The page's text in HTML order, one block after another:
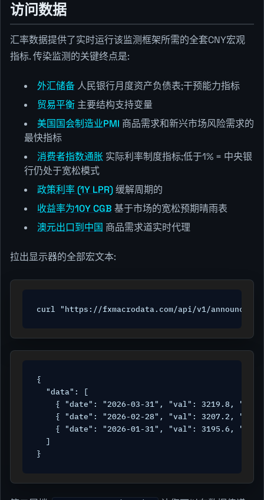
访问数据
汇率数据提供了实时运行该监测框架所需的全套CNY宏观
指标. 传染监测的关键终点是:
外汇储备 人民银行月度资产负债表;干预能力指标
贸易平衡 主要结构支持变量
美国国会制造业PMI 商品需求和新兴市场风险需求的
最快指标
消费者指数通胀 实际利率制度指标;低于1% = 中央银
行仍处于宽松模式
政策利率 (1Y LPR)缓解周期的
收益率为10Y CGB 基于市场的宽松预期晴雨表
澳元出口到中国 商品需求道实时代理
拉出显示器的全部宏文本:
curl "https://fxmacrodata.com/api/v1/
{
  "data": [
{ "date": "2026-03-31", "val": 3219.8,
{ "date": "2026-02-28", "val": 3207.2,
{ "date": "2026-01-31", "val": 3195.6,
  ]
}